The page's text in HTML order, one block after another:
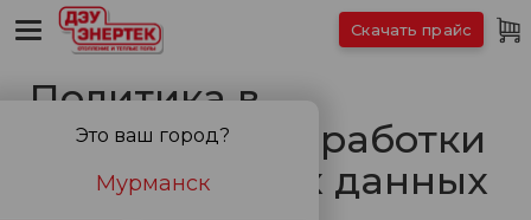
Политика в
отношении обработки
персональных данных
Скачать прайс
Это ваш город?
Мурманск